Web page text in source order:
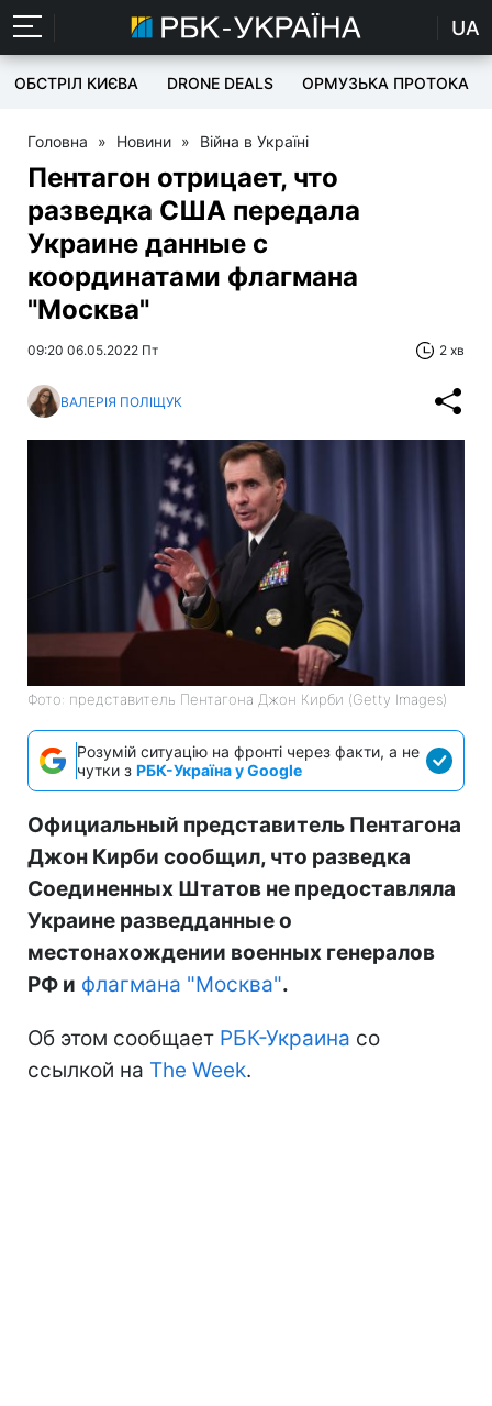
UA
ОБСТРІЛ КИЄВА DRONE DEALS ОРМУЗЬКА ПРОТОКА
Головна » Новини » Війна в Україні
Пентагон отрицает, что
разведка США передала
Украине данные с
координатами флагмана
"Москва"
09:20 06.05.2022 Пт 2 хв
ВАЛЕРІЯ ПОЛІЩУК
Фото: представитель Пентагона Джон Кирби (Getty Images)
Розумій ситуацію на фронті через факти, а не
чутки з РБК-Україна у Google
Официальный представитель Пентагона
Джон Кирби сообщил, что разведка
Соединенных Штатов не предоставляла
Украине разведданные о
местонахождении военных генералов
РФ и флагмана "Москва".
Об этом сообщает РБК-Украина со
ссылкой на The Week.